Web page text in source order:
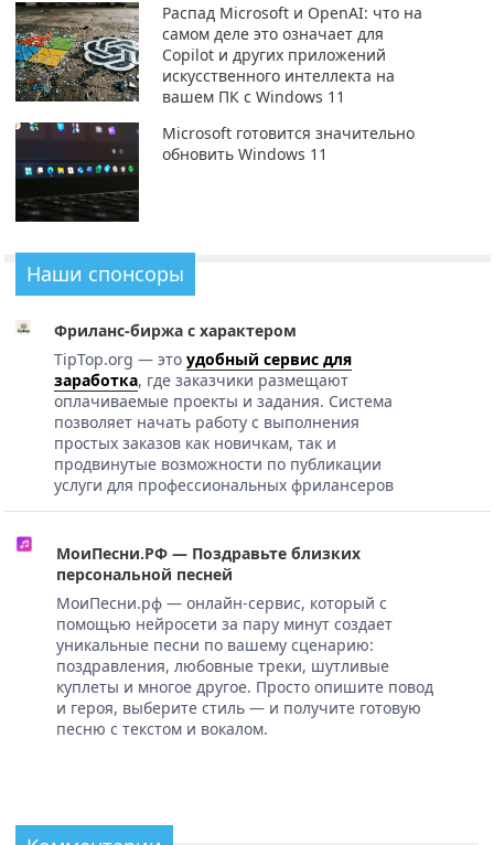
Распад Microsoft и OpenAI: что на
самом деле это означает для
Copilot и других приложений
искусственного интеллекта на
вашем ПК с Windows 11
Microsoft готовится значительно
обновить Windows 11
Наши спонсоры
Фриланс-биржа с характером
TipTop.org — это удобный сервис для
заработка, где заказчики размещают
оплачиваемые проекты и задания. Система
позволяет начать работу с выполнения
простых заказов как новичкам, так и
продвинутые возможности по публикации
услуги для профессиональных фрилансеров
МоиПесни.РФ — Поздравьте близких
персональной песней
МоиПесни.рф — онлайн-сервис, который с
помощью нейросети за пару минут создает
уникальные песни по вашему сценарию:
поздравления, любовные треки, шутливые
куплеты и многое другое. Просто опишите повод
и героя, выберите стиль — и получите готовую
песню с текстом и вокалом.